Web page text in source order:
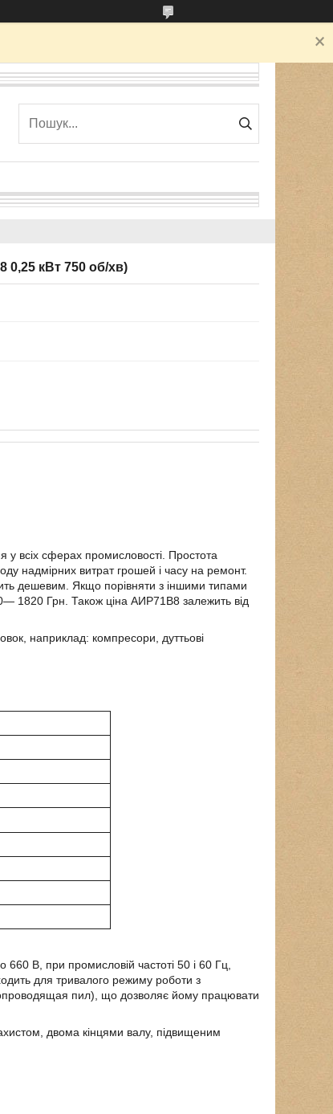
кВт 750 об/хв)
всіх сферах промисловості. Простота
надмірних витрат грошей і часу на ремонт.
дешевим. Якщо порівняти з іншими типами
1820 Грн. Також ціна АИР71В8 залежить від
наприклад: компресори, дуттьові
В, при промисловій частоті 50 і 60 Гц,
для тривалого режиму роботи з
пил), що дозволяє йому працювати
двома кінцями валу, підвищеним